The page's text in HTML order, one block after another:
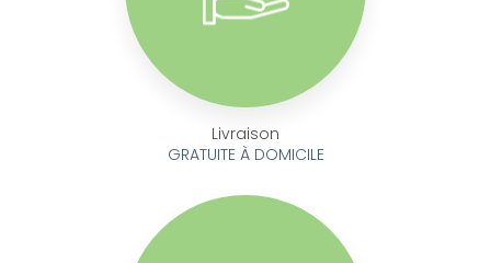
Livraison
GRATUITE À DOMICILE